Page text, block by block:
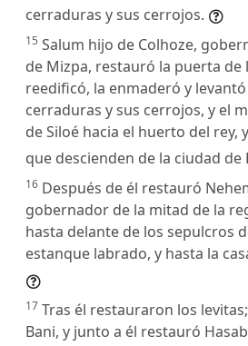
cerraduras y sus cerrojos.
15 Salum hijo de Colhoze,
de Mizpa, restauró la puerta de
reedificó, la enmaderó y
cerraduras y sus cerrojos, y el
de Siloé hacia el huerto del rey,
que descienden de la ciudad de
16 Después de él restauró
gobernador de la mitad de la
hasta delante de los sepulcros
estanque labrado, y hasta la
17 Tras él restauraron los
Bani, y junto a él restauró